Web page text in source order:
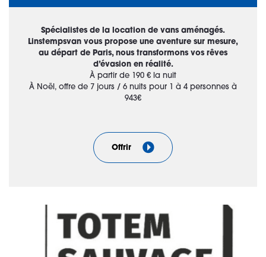
Spécialistes de la location de vans aménagés.
Linstempsvan vous propose une aventure sur mesure,
au départ de Paris, nous transformons vos rêves
d’évasion en réalité.
À partir de 190 € la nuit
À Noël, offre de 7 jours / 6 nuits pour 1 à 4 personnes à
943€
Offrir